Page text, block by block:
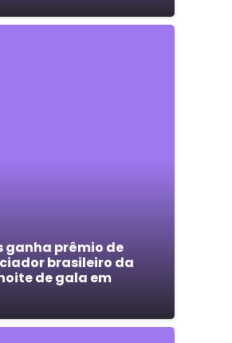
ganha prêmio de
brasileiro da
de gala em